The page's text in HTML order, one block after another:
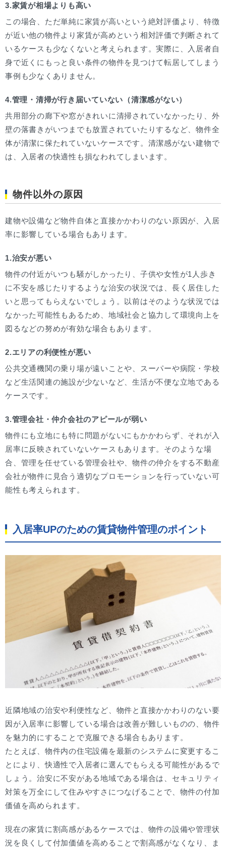
3.家賃が相場よりも高い
この場合、ただ単純に家賃が高いという絶対評価より、特徴
が近い他の物件より家賃が高めという相対評価で判断されて
いるケースも少なくないと考えられます。実際に、入居者自
身で近くにもっと良い条件の物件を見つけて転居してしまう
事例も少なくありません。
4.管理・清掃が行き届いていない（清潔感がない）
共用部分の廊下や窓がきれいに清掃されていなかったり、外
壁の落書きがいつまでも放置されていたりするなど、物件全
体が清潔に保たれていないケースです。清潔感がない建物で
は、入居者の快適性も損なわれてしまいます。
物件以外の原因
建物や設備など物件自体と直接かかわりのない原因が、入居
率に影響している場合もあります。
1.治安が悪い
物件の付近がいつも騒がしかったり、子供や女性が1人歩き
に不安を感じたりするような治安の状況では、長く居住した
いと思ってもらえないでしょう。以前はそのような状況では
なかった可能性もあるため、地域社会と協力して環境向上を
図るなどの努めが有効な場合もあります。
2.エリアの利便性が悪い
公共交通機関の乗り場が遠いことや、スーパーや病院・学校
など生活関連の施設が少ないなど、生活が不便な立地である
ケースです。
3.管理会社・仲介会社のアピールが弱い
物件にも立地にも特に問題がないにもかかわらず、それが入
居率に反映されていないケースもあります。そのような場
合、管理を任せている管理会社や、物件の仲介をする不動産
会社が物件に見合う適切なプロモーションを行っていない可
能性も考えられます。
入居率UPのための賃貸物件管理のポイント
近隣地域の治安や利便性など、物件と直接かかわりのない要
因が入居率に影響している場合は改善が難しいものの、物件
を魅力的にすることで克服できる場合もあります。
たとえば、物件内の住宅設備を最新のシステムに変更するこ
とにより、快適性で入居者に選んでもらえる可能性があるで
しょう。治安に不安がある地域である場合は、セキュリティ
対策を万全にして住みやすさにつなげることで、物件の付加
価値を高められます。
現在の家賃に割高感があるケースでは、物件の設備や管理状
況を良くして付加価値を高めることで割高感がなくなり、ま